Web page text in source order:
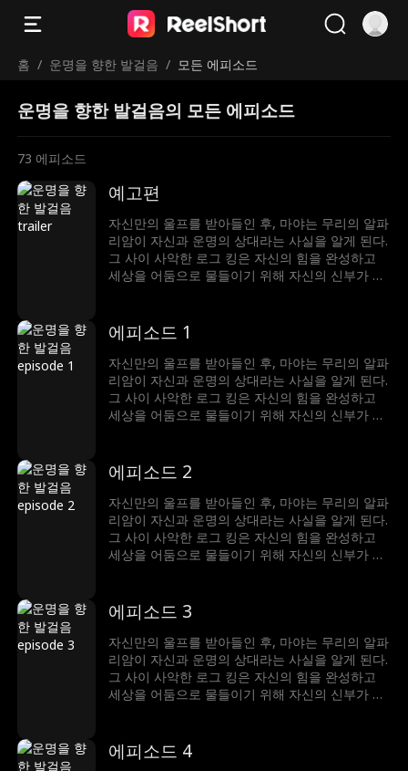
홈 / 운명을 향한 발걸음 / 모든 에피소드
운명을 향한 발걸음의 모든 에피소드
73 에피소드
예고편
자신만의 울프를 받아들인 후, 마야는 무리의 알파
리암이 자신과 운명의 상대라는 사실을 알게 된다.
그 사이 사악한 로그 킹은 자신의 힘을 완성하고
세상을 어둠으로 물들이기 위해 자신의 신부가 될
변화를 어떻게 받아들여야 할 것인가
에피소드 1
자신만의 울프를 받아들인 후, 마야는 무리의 알파
리암이 자신과 운명의 상대라는 사실을 알게 된다.
그 사이 사악한 로그 킹은 자신의 힘을 완성하고
세상을 어둠으로 물들이기 위해 자신의 신부가 될
변화를 어떻게 받아들여야 할 것인가
에피소드 2
자신만의 울프를 받아들인 후, 마야는 무리의 알파
리암이 자신과 운명의 상대라는 사실을 알게 된다.
그 사이 사악한 로그 킹은 자신의 힘을 완성하고
세상을 어둠으로 물들이기 위해 자신의 신부가 될
변화를 어떻게 받아들여야 할 것인가
에피소드 3
자신만의 울프를 받아들인 후, 마야는 무리의 알파
리암이 자신과 운명의 상대라는 사실을 알게 된다.
그 사이 사악한 로그 킹은 자신의 힘을 완성하고
세상을 어둠으로 물들이기 위해 자신의 신부가 될
변화를 어떻게 받아들여야 할 것인가
에피소드 4